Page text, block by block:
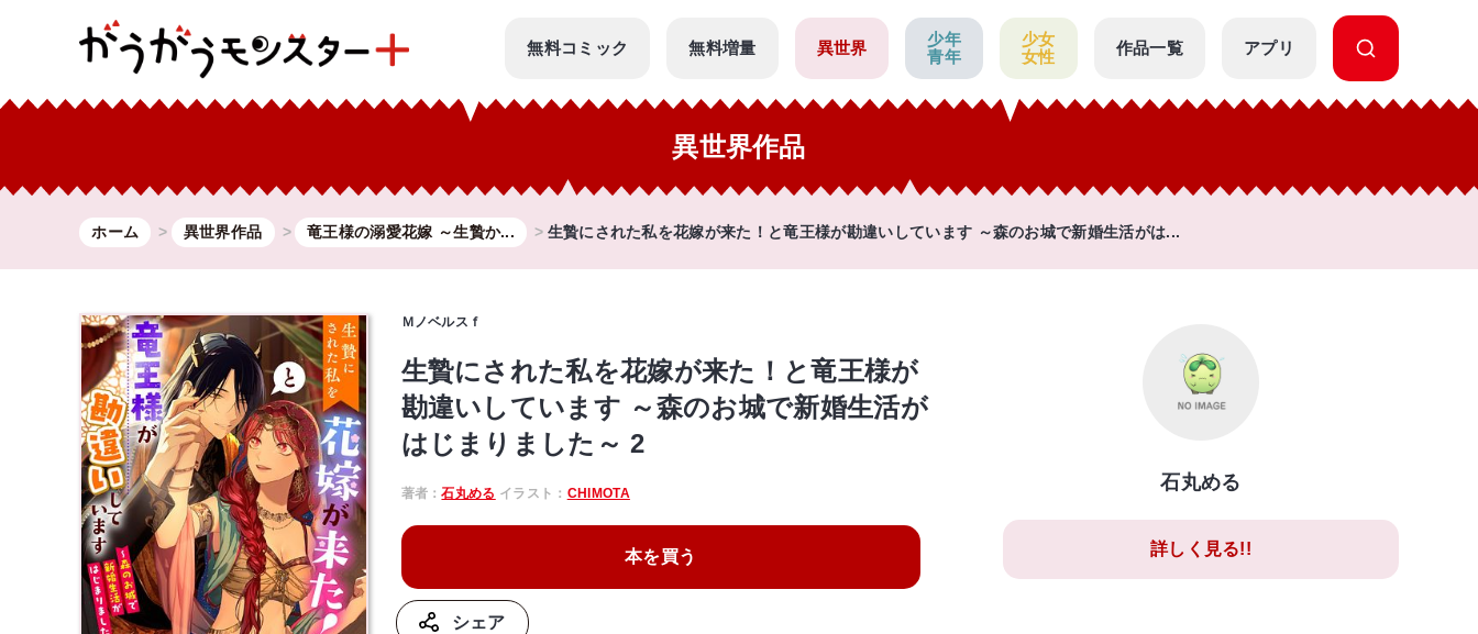
無料コミック 無料増量 異世界
少年
青年
少女
女性
作品一覧 アプリ
異世界作品
ホーム 異世界作品 竜王様の溺愛花嫁 ～生贄か... 生贄にされた私を花嫁が来た！と竜王様が勘違いしています ～森のお城で新婚生活がは...
Ｍノベルスｆ
生贄にされた私を花嫁が来た！と竜王様が
勘違いしています ～森のお城で新婚生活が
はじまりました～ 2
著者：石丸める イラスト： CHIMOTA
本を買う
シェア
石丸める
詳しく見る!!